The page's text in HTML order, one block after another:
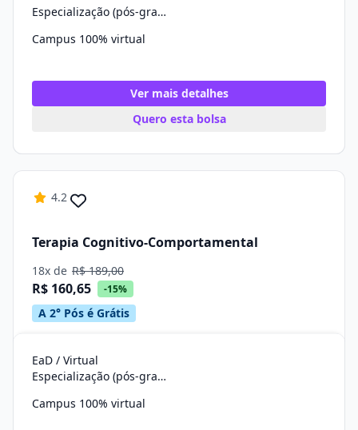
Especialização (pós-graduação)
Campus 100% virtual
Ver mais detalhes
Quero esta bolsa
4.2
Terapia Cognitivo-Comportamental
18x de R$ 189,00
R$ 160,65 -15%
A 2° Pós é Grátis
EaD / Virtual
Especialização (pós-graduação)
Campus 100% virtual